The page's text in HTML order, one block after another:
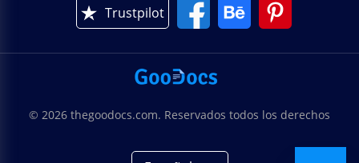
Trustpilot
© 2026 thegoodocs.com. Reservados todos los derechos